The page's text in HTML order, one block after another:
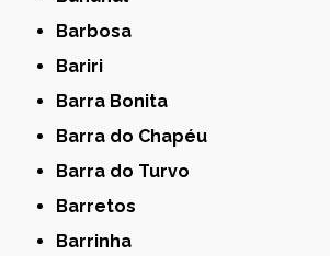
Barbosa
Bariri
Barra Bonita
Barra do Chapéu
Barra do Turvo
Barretos
Barrinha